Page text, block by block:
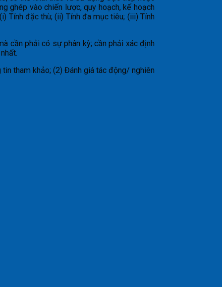
ghép vào chiến lược, quy hoạch, kế hoạch
Tính đặc thù; (ii) Tính đa mục tiêu; (iii) Tính
cần phải có sự phân kỳ; cần phải xác định
tham khảo; (2) Đánh giá tác động/ nghiên